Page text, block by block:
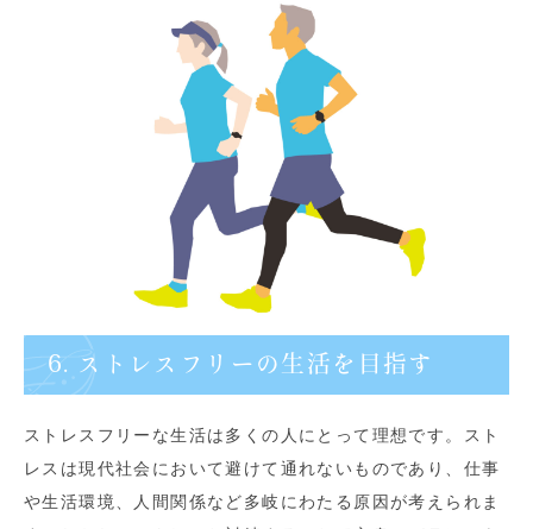
6. ストレスフリーの生活を目指す
ストレスフリーな生活は多くの人にとって理想です。スト
レスは現代社会において避けて通れないものであり、仕事
や生活環境、人間関係など多岐にわたる原因が考えられま